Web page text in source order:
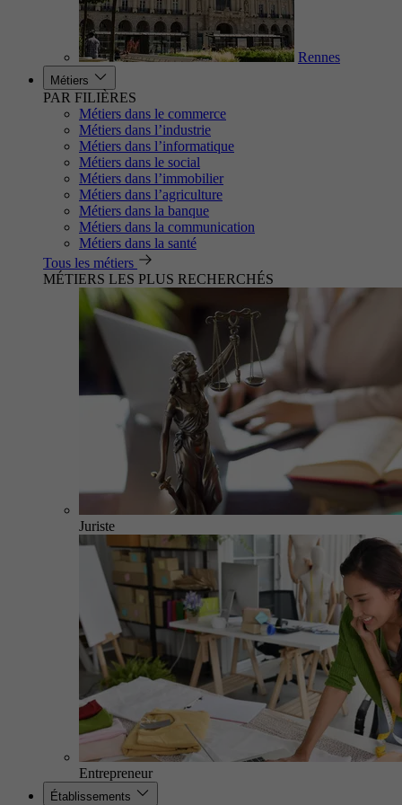
Rennes
Métiers
PAR FILIÈRES
Métiers dans le commerce
Métiers dans l’industrie
Métiers dans l’informatique
Métiers dans le social
Métiers dans l’immobilier
Métiers dans l’agriculture
Métiers dans la banque
Métiers dans la communication
Métiers dans la santé
Tous les métiers
MÉTIERS LES PLUS RECHERCHÉS
Juriste
Entrepreneur
Établissements